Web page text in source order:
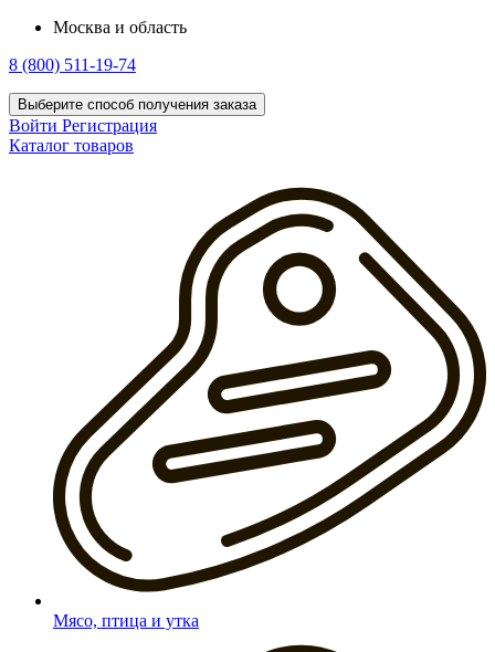
Москва и область
8 (800) 511-19-74
Выберите способ получения заказа
Войти Регистрация
Каталог товаров
Мясо, птица и утка